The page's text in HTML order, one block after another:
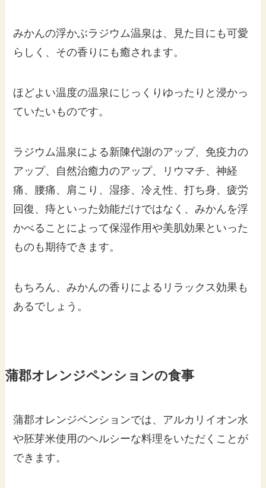
みかんの浮かぶラジウム温泉は、見た目にも可愛
らしく、その香りにも癒されます。
ほどよい温度の温泉にじっくりゆったりと浸かっ
ていたいものです。
ラジウム温泉による新陳代謝のアップ、免疫力の
アップ、自然治癒力のアップ、リウマチ、神経
痛、腰痛、肩こり、湿疹、冷え性、打ち身、疲労
回復、痔といった効能だけではなく、みかんを浮
かべることによって保湿作用や美肌効果といった
ものも期待できます。
もちろん、みかんの香りによるリラックス効果も
あるでしょう。
蒲郡オレンジペンションの食事
蒲郡オレンジペンションでは、アルカリイオン水
や胚芽米使用のヘルシーな料理をいただくことが
できます。